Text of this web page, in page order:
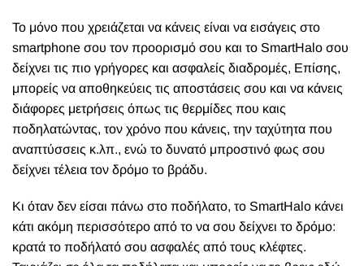
Το μόνο που χρειάζεται να κάνεις είναι να εισάγεις στο
smartphone σου τον προορισμό σου και το SmartHalo σου
δείχνει τις πιο γρήγορες και ασφαλείς διαδρομές, Επίσης,
μπορείς να αποθηκεύεις τις αποστάσεις σου και να κάνεις
διάφορες μετρήσεις όπως τις θερμίδες που καις
ποδηλατώντας, τον χρόνο που κάνεις, την ταχύτητα που
αναπτύσσεις κ.λπ., ενώ το δυνατό μπροστινό φως σου
δείχνει τέλεια τον δρόμο το βράδυ.
Κι όταν δεν είσαι πάνω στο ποδήλατο, το SmartHalo κάνει
κάτι ακόμη περισσότερο από το να σου δείχνει το δρόμο:
κρατά το ποδήλατό σου ασφαλές από τους κλέφτες.